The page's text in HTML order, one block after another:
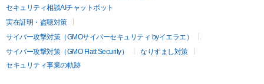
セキュリティ相談AIチャットボット
実在証明・盗聴対策
サイバー攻撃対策（GMOサイバーセキュリティ byイエラエ）
サイバー攻撃対策（GMO Flatt Security）
なりすまし対策
セキュリティ事業の軌跡